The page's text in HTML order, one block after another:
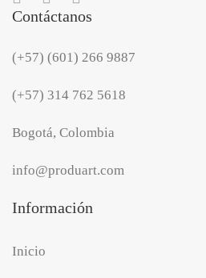
Contáctanos
(+57) (601) 266 9887
(+57) 314 762 5618
Bogotá, Colombia
info@produart.com
Información
Inicio